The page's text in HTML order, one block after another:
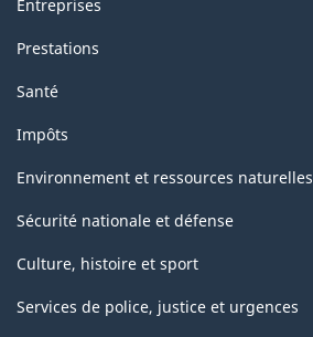
Entreprises
Prestations
Santé
Impôts
Environnement et ressources naturelles
Sécurité nationale et défense
Culture, histoire et sport
Services de police, justice et urgences